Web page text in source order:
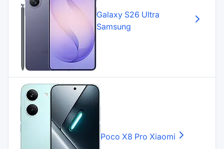
Galaxy S26 Ultra
Samsung
Poco X8 Pro Xiaomi